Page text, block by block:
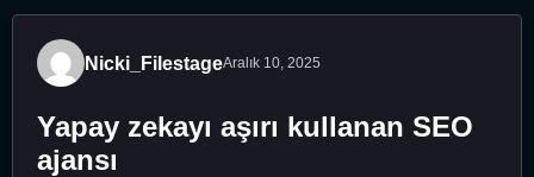
Nicki_FilestageAralık 10, 2025
Yapay zekayı aşırı kullanan SEO
ajansı